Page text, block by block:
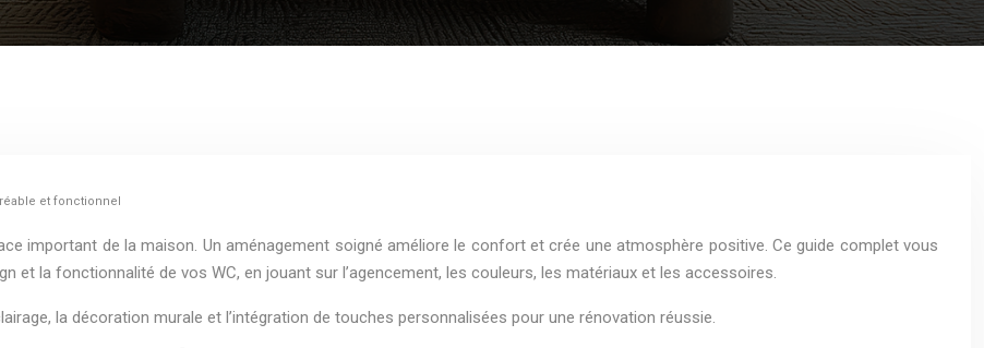
et fonctionnel
important de la maison. Un aménagement soigné améliore le confort et crée une atmosphère positive. Ce guide complet vous
et la fonctionnalité de vos WC, en jouant sur l’agencement, les couleurs, les matériaux et les accessoires.
la décoration murale et l’intégration de touches personnalisées pour une rénovation réussie.